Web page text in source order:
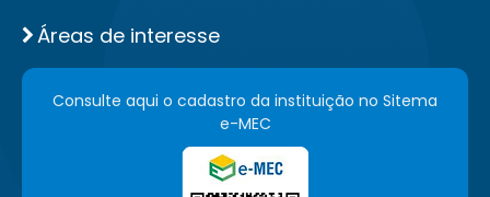
Áreas de interesse
Consulte aqui o cadastro da instituição no Sitema
e-MEC